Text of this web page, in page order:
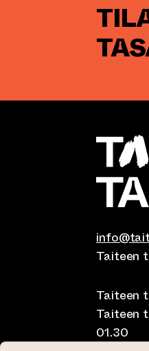
Taiteen
Taiteen
Taiteen
01.30